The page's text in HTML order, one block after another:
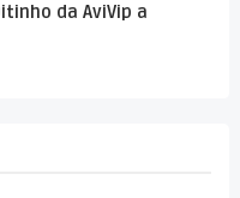
da AviVip a